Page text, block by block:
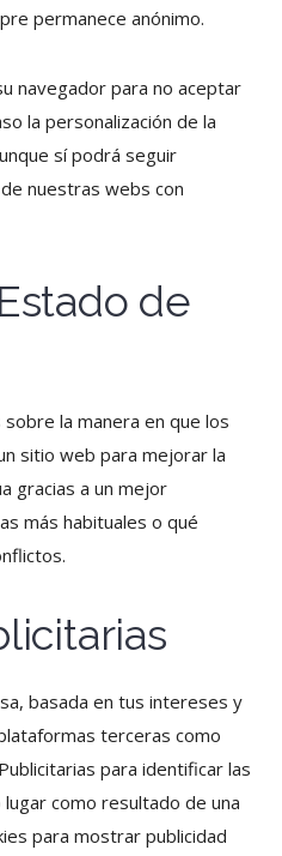
permanece anónimo.
navegador para no aceptar
la personalización de la
sí podrá seguir
nuestras webs con
de
la manera en que los
sitio web para mejorar la
gracias a un mejor
más habituales o qué
basada en tus intereses y
terceras como
para identificar las
como resultado de una
para mostrar publicidad